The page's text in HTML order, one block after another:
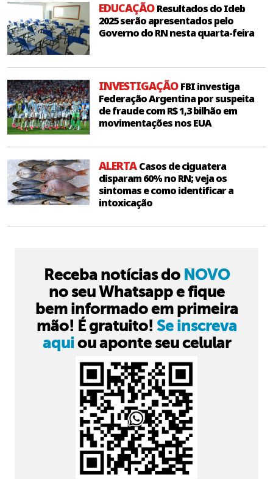
EDUCAÇÃOResultados do Ideb
2025 serão apresentados pelo
Governo do RN nesta quarta-feira
INVESTIGAÇÃOFBI investiga
Federação Argentina por suspeita
de fraude com R$ 1,3 bilhão em
movimentações nos EUA
ALERTACasos de ciguatera
disparam 60% no RN; veja os
sintomas e como identificar a
intoxicação
Receba notícias do NOVO
no seu Whatsapp e fique
bem informado em primeira
mão! É gratuito! Se inscreva
aquiou aponte seu celular